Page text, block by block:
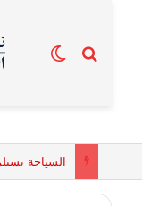
بحث عنالوضع